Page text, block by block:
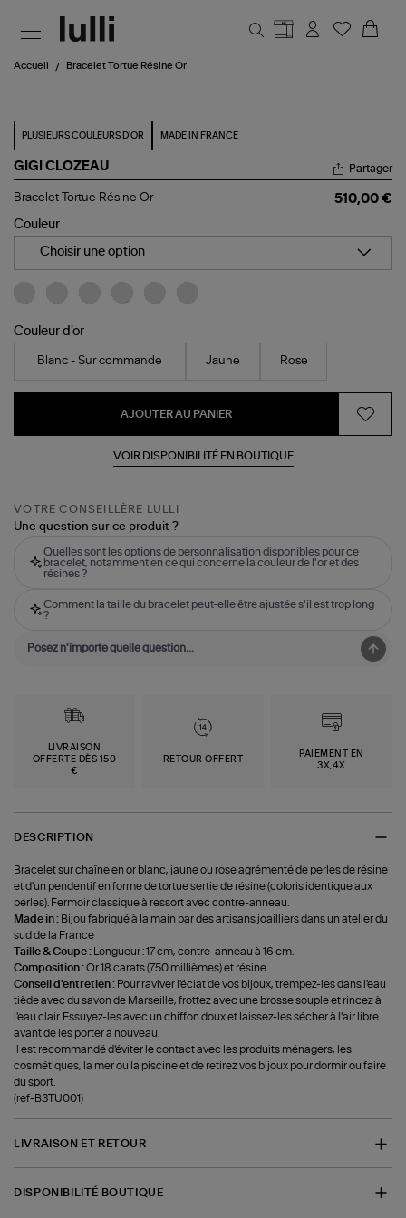
Accueil Bracelet Tortue Résine Or
PLUSIEURS COULEURS D'OR MADE IN FRANCE
GIGI CLOZEAU
Bracelet
Résine
Or
Partager
Bracelet Tortue Résine Or
510,00 €
Couleur
Choisir une option
Couleur d'or
Blanc - Sur commande Jaune Rose
AJOUTER AU PANIER
VOIR DISPONIBILITÉ EN BOUTIQUE
VOTRE CONSEILLÈRE LULLI
Une question sur ce produit ?
Quelles sont les options de personnalisation disponibles pour ce
bracelet, notamment en ce qui concerne la couleur de l'or et des
résines ?
Comment la taille du bracelet peut-elle être ajustée s'il est trop long
?
LIVRAISON
OFFERTE DÈS 150
€
RETOUR OFFERT
PAIEMENT EN
3X,4X
DESCRIPTION
Bracelet sur chaîne en or blanc, jaune ou rose agrémenté de perles de résine
et d'un pendentif en forme de tortue sertie de résine (coloris identique aux
perles). Fermoir classique à ressort avec contre-anneau.
Made in : Bijou fabriqué à la main par des artisans joailliers dans un atelier du
sud de la France
Taille & Coupe : Longueur : 17 cm, contre-anneau à 16 cm.
Composition :Or 18 carats (750 millièmes) et résine.
Conseil d'entretien : Pour raviver l'éclat de vos bijoux, trempez-les dans l'eau
tiède avec du savon de Marseille, frottez avec une brosse souple et rincez à
l'eau clair. Essuyez-les avec un chiffon doux et laissez-les sécher à l'air libre
avant de les porter à nouveau.
Il est recommandé d'éviter le contact avec les produits ménagers, les
cosmétiques, la mer ou la piscine et de retirez vos bijoux pour dormir ou faire
du sport.
(ref-B3TU001)
LIVRAISON ET RETOUR
DISPONIBILITÉ BOUTIQUE